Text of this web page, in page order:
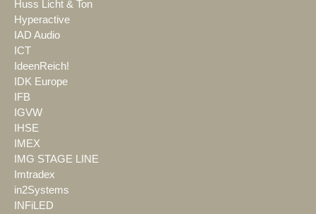
Huss Licht & Ton
Hyperactive
IAD Audio
ICT
IdeenReich!
IDK Europe
IFB
IGVW
IHSE
IMEX
IMG STAGE LINE
Imtradex
in2Systems
INFiLED